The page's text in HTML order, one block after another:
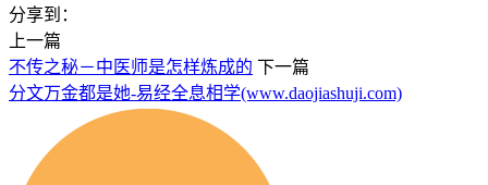
分享到：
上一篇
不传之秘－中医师是怎样炼成的 下一篇
分文万金都是她-易经全息相学(www.daojiashuji.com)